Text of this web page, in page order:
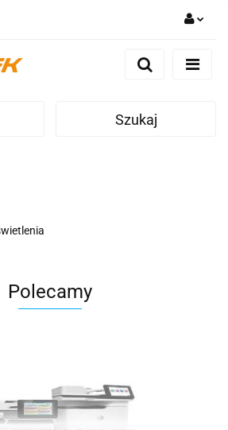
Zaloguj się
Zgody cookies
Szukaj
Polecamy